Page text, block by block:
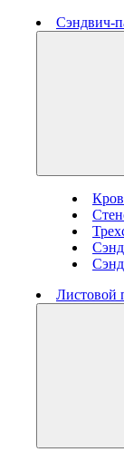
Сэндвич-
Листовой